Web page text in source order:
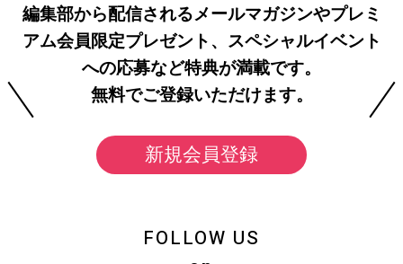
編集部から配信されるメールマガジンやプレミ
アム会員限定プレゼント、スペシャルイベント
への応募など特典が満載です。
無料でご登録いただけます。
新規会員登録
FOLLOW US